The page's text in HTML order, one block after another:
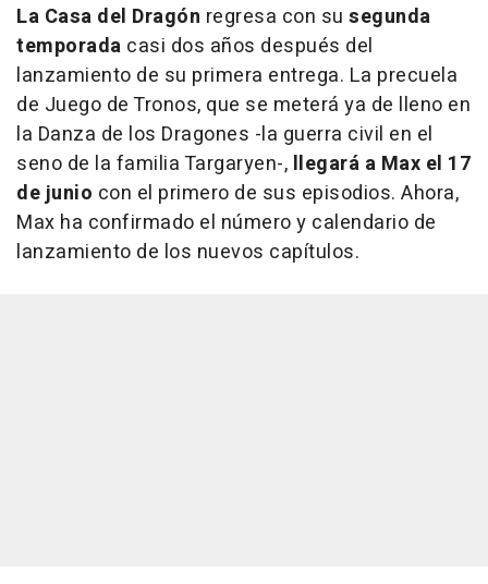
La Casa del Dragón regresa con su segunda
temporada casi dos años después del
lanzamiento de su primera entrega. La precuela
de Juego de Tronos, que se meterá ya de lleno en
la Danza de los Dragones -la guerra civil en el
seno de la familia Targaryen-, llegará a Max el 17
de junio con el primero de sus episodios. Ahora,
Max ha confirmado el número y calendario de
lanzamiento de los nuevos capítulos.